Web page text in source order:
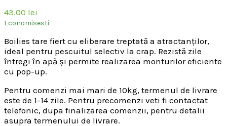
43.00 lei
Economisesti
Boilies tare fiert cu eliberare treptată a atractanților,
ideal pentru pescuitul selectiv la crap. Rezistă zile
întregi în apă și permite realizarea monturilor eficiente
cu pop-up.
Pentru comenzi mai mari de 10kg, termenul de livrare
este de 1-14 zile. Pentru precomenzi veti fi contactat
telefonic, dupa finalizarea comenzii, pentru detalii
asupra termenului de livrare.